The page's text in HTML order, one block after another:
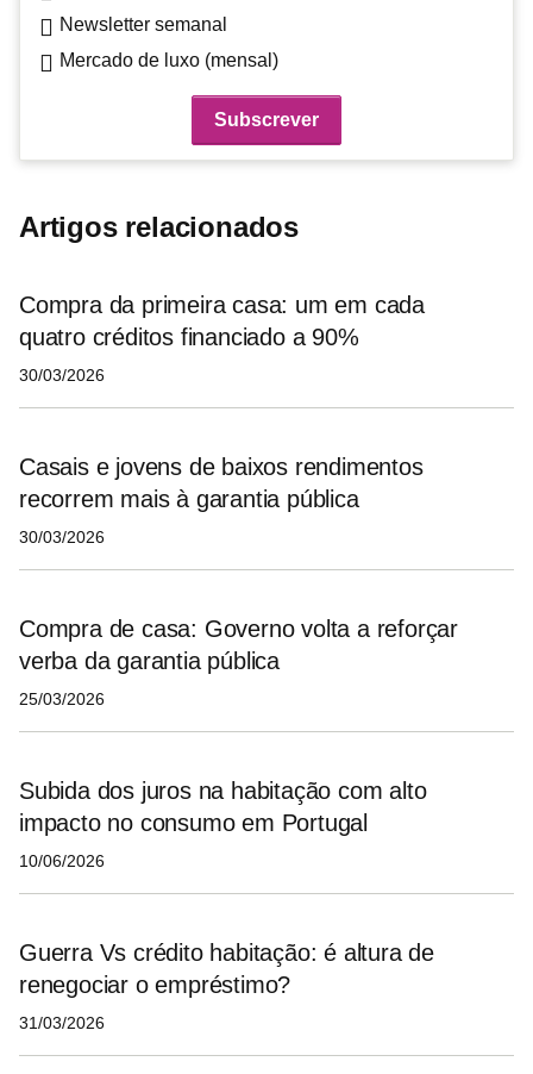
Newsletter semanal
Mercado de luxo (mensal)
Artigos relacionados
Compra da primeira casa: um em cada
quatro créditos financiado a 90%
30/03/2026
Casais e jovens de baixos rendimentos
recorrem mais à garantia pública
30/03/2026
Compra de casa: Governo volta a reforçar
verba da garantia pública
25/03/2026
Subida dos juros na habitação com alto
impacto no consumo em Portugal
10/06/2026
Guerra Vs crédito habitação: é altura de
renegociar o empréstimo?
31/03/2026